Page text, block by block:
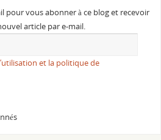
pour vous abonner à ce blog et recevoir
article par e-mail.
et la politique de